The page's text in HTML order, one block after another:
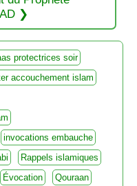
protectrices soir
accouchement islam
invocations embauche
Rappels islamiques
Évocation
Qouraan